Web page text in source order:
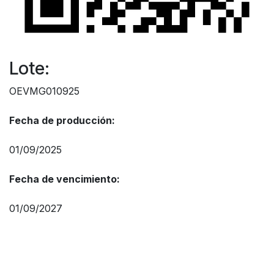
Lote:
OEVMG010925
Fecha de producción:
01/09/2025
Fecha de vencimiento:
01/09/2027